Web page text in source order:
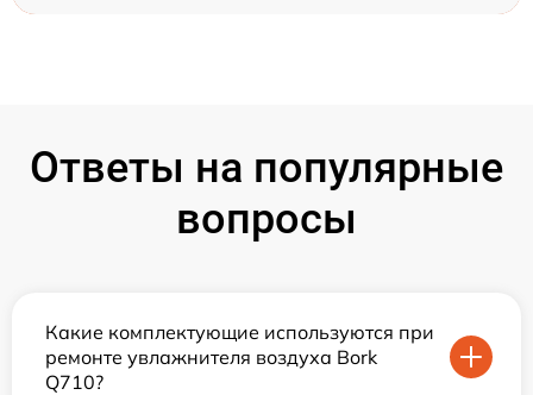
Ответы на популярные
вопросы
Какие комплектующие используются при
ремонте увлажнителя воздуха Bork
Q710?